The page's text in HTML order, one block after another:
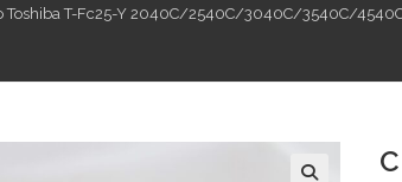
Toshiba T-Fc25-Y 2040C/2540C/3040C/3540C/